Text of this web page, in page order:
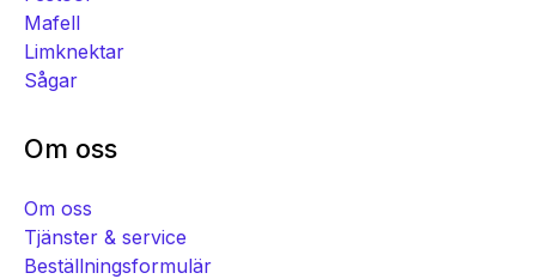
Mafell
Limknektar
Sågar
Om oss
Om oss
Tjänster & service
Beställningsformulär